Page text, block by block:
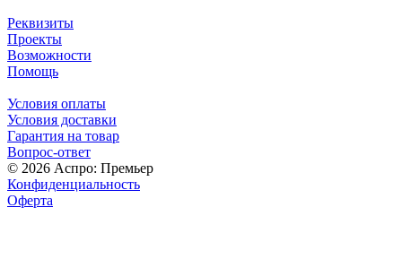
Реквизиты
Проекты
Возможности
Помощь
Условия оплаты
Условия доставки
Гарантия на товар
Вопрос-ответ
© 2026 Аспро: Премьер
Конфиденциальность
Оферта